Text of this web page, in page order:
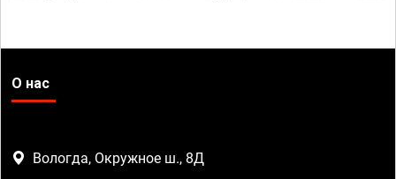
О нас
Вологда, Окружное ш., 8Д